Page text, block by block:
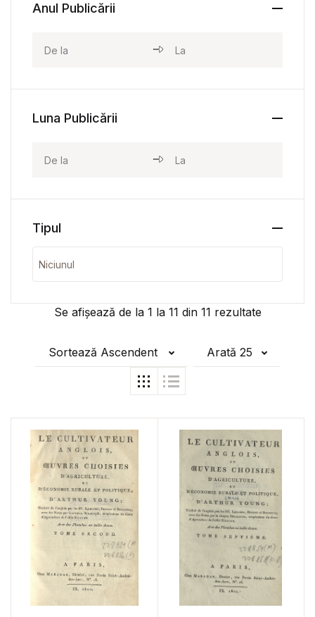
Se afișează de la 1 la 11 din 11 rezultate
Sortează Ascendent Arată 25
Anul Publicării
Luna Publicării
Tipul